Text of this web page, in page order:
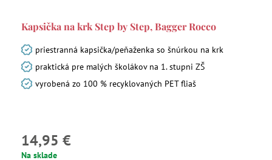
Kapsička na krk Step by Step, Bagger Rocco
priestranná kapsička/peňaženka so šnúrkou na krk
praktická pre malých školákov na 1. stupni ZŠ
vyrobená zo 100 % recyklovaných PET fliaš
14,95 €
Na sklade